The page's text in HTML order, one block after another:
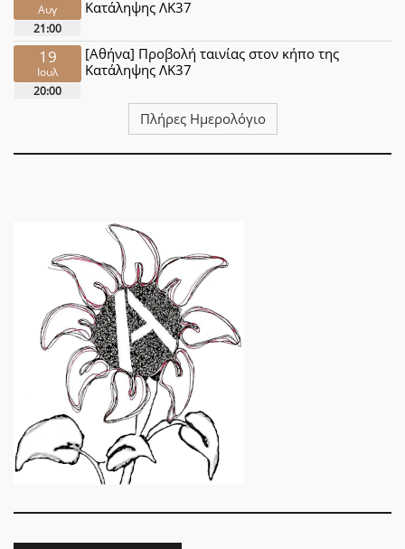
Αυγ
21:00
Κατάληψης ΛΚ37
19
Ιουλ
20:00
[Αθήνα] Προβολή ταινίας στον κήπο της
Κατάληψης ΛΚ37
Πλήρες Ημερολόγιο